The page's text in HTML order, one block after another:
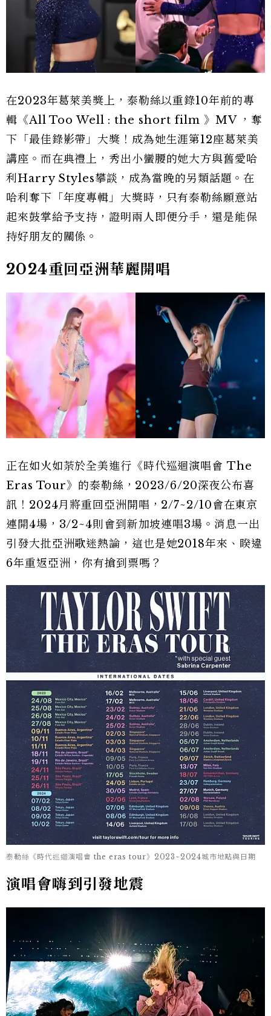
在2023年葛萊美獎上，泰勒絲以重錄10年前的專
輯《All Too Well : the short film 》MV ，奪
下「最佳錄影帶」大獎！成為她生涯第12座葛萊美
講座。而在典禮上，秀出小蠻腰的她大方與舊愛哈
利Harry Styles攀談，成為當晚的另類話題。在
哈利奪下「年度專輯」大獎時，只有泰勒絲願意站
起來鼓掌給予支持，證明兩人即便分手，還是能保
持好朋友的關係。
2024重回亞洲華麗開唱
正在如火如荼於全美進行《時代巡迴演唱會 The
Eras Tour》的泰勒絲，2023/6/20深夜公布喜
訊！2024月將重回亞洲開唱，2/7~2/10會在東京
連開4場，3/2~4則會到新加坡連唱3場。消息一出
引發大批亞洲歌迷熱論，這也是她2018年來、睽違
6年重返亞洲，你有搶到票嗎？
泰勒絲《時代巡迴演唱會 the eras tour》2023~2024城市地點與日期
演唱會嗨到引發地震